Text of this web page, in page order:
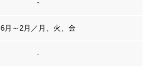
-
6月～2月／月、火、金
-